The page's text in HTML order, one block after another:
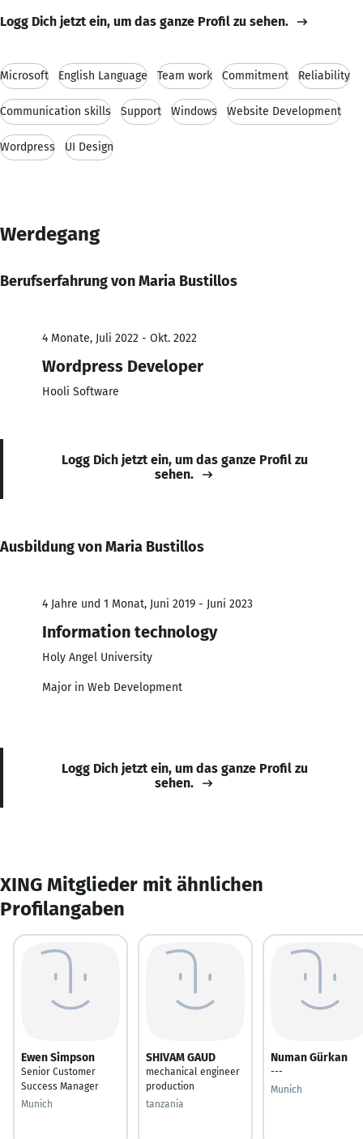
Logg Dich jetzt ein, um das ganze Profil zu sehen.
Microsoft English Language Team work Commitment Reliability
Communication skills Support Windows Website Development
Wordpress UI Design
Werdegang
Berufserfahrung von Maria Bustillos
4 Monate, Juli 2022 - Okt. 2022
Wordpress Developer
Hooli Software
Logg Dich jetzt ein, um das ganze Profil zu
sehen.
Ausbildung von Maria Bustillos
4 Jahre und 1 Monat, Juni 2019 - Juni 2023
Information technology
Holy Angel University
Major in Web Development
Logg Dich jetzt ein, um das ganze Profil zu
sehen.
XING Mitglieder mit ähnlichen
Profilangaben
Ewen Simpson
Senior Customer
Success Manager
Munich
SHIVAM GAUD
mechanical engineer
production
tanzania
Numan Gürkan
---
Munich